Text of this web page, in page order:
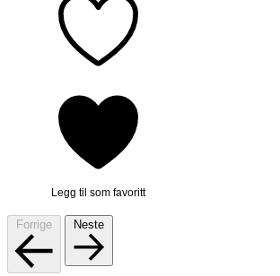
Legg til som favoritt
Forrige Neste